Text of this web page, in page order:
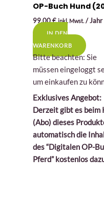
OP-Buch Hund
99,00€ inkl. Mwst. / Jahr
IN DEN
WARENKORB
Bitte beachten: Sie
müssen eingeloggt
um einkaufen zu
Exklusives Angebot:
Derzeit gibt es beim
(Abo) dieses
automatisch die
des “Digitalen OP-
Pferd” kostenlos